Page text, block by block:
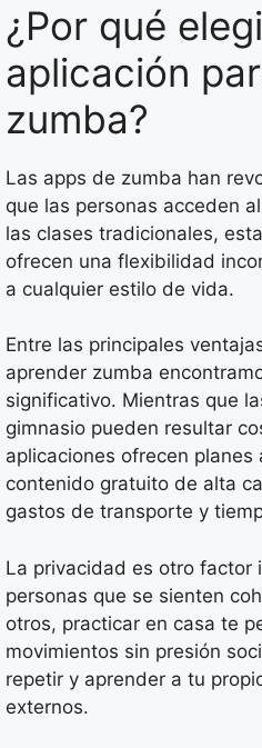
¿Por qué
aplicación
zumba?
Las apps de zumba han
que las personas acceden
las clases tradicionales,
ofrecen una flexibilidad
a cualquier estilo de vida.
Entre las principales
aprender zumba
significativo. Mientras que
gimnasio pueden resultar
aplicaciones ofrecen planes
contenido gratuito de alta
gastos de transporte y
La privacidad es otro factor
personas que se sienten
otros, practicar en casa te
movimientos sin presión
repetir y aprender a tu
externos.